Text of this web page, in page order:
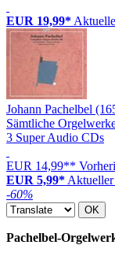
EUR 19,99*
Johann Pachelbel
Sämtliche
3 Super Audio CDs
EUR 14,99**
EUR 5,99*
-60%
OK
Pachelbel-